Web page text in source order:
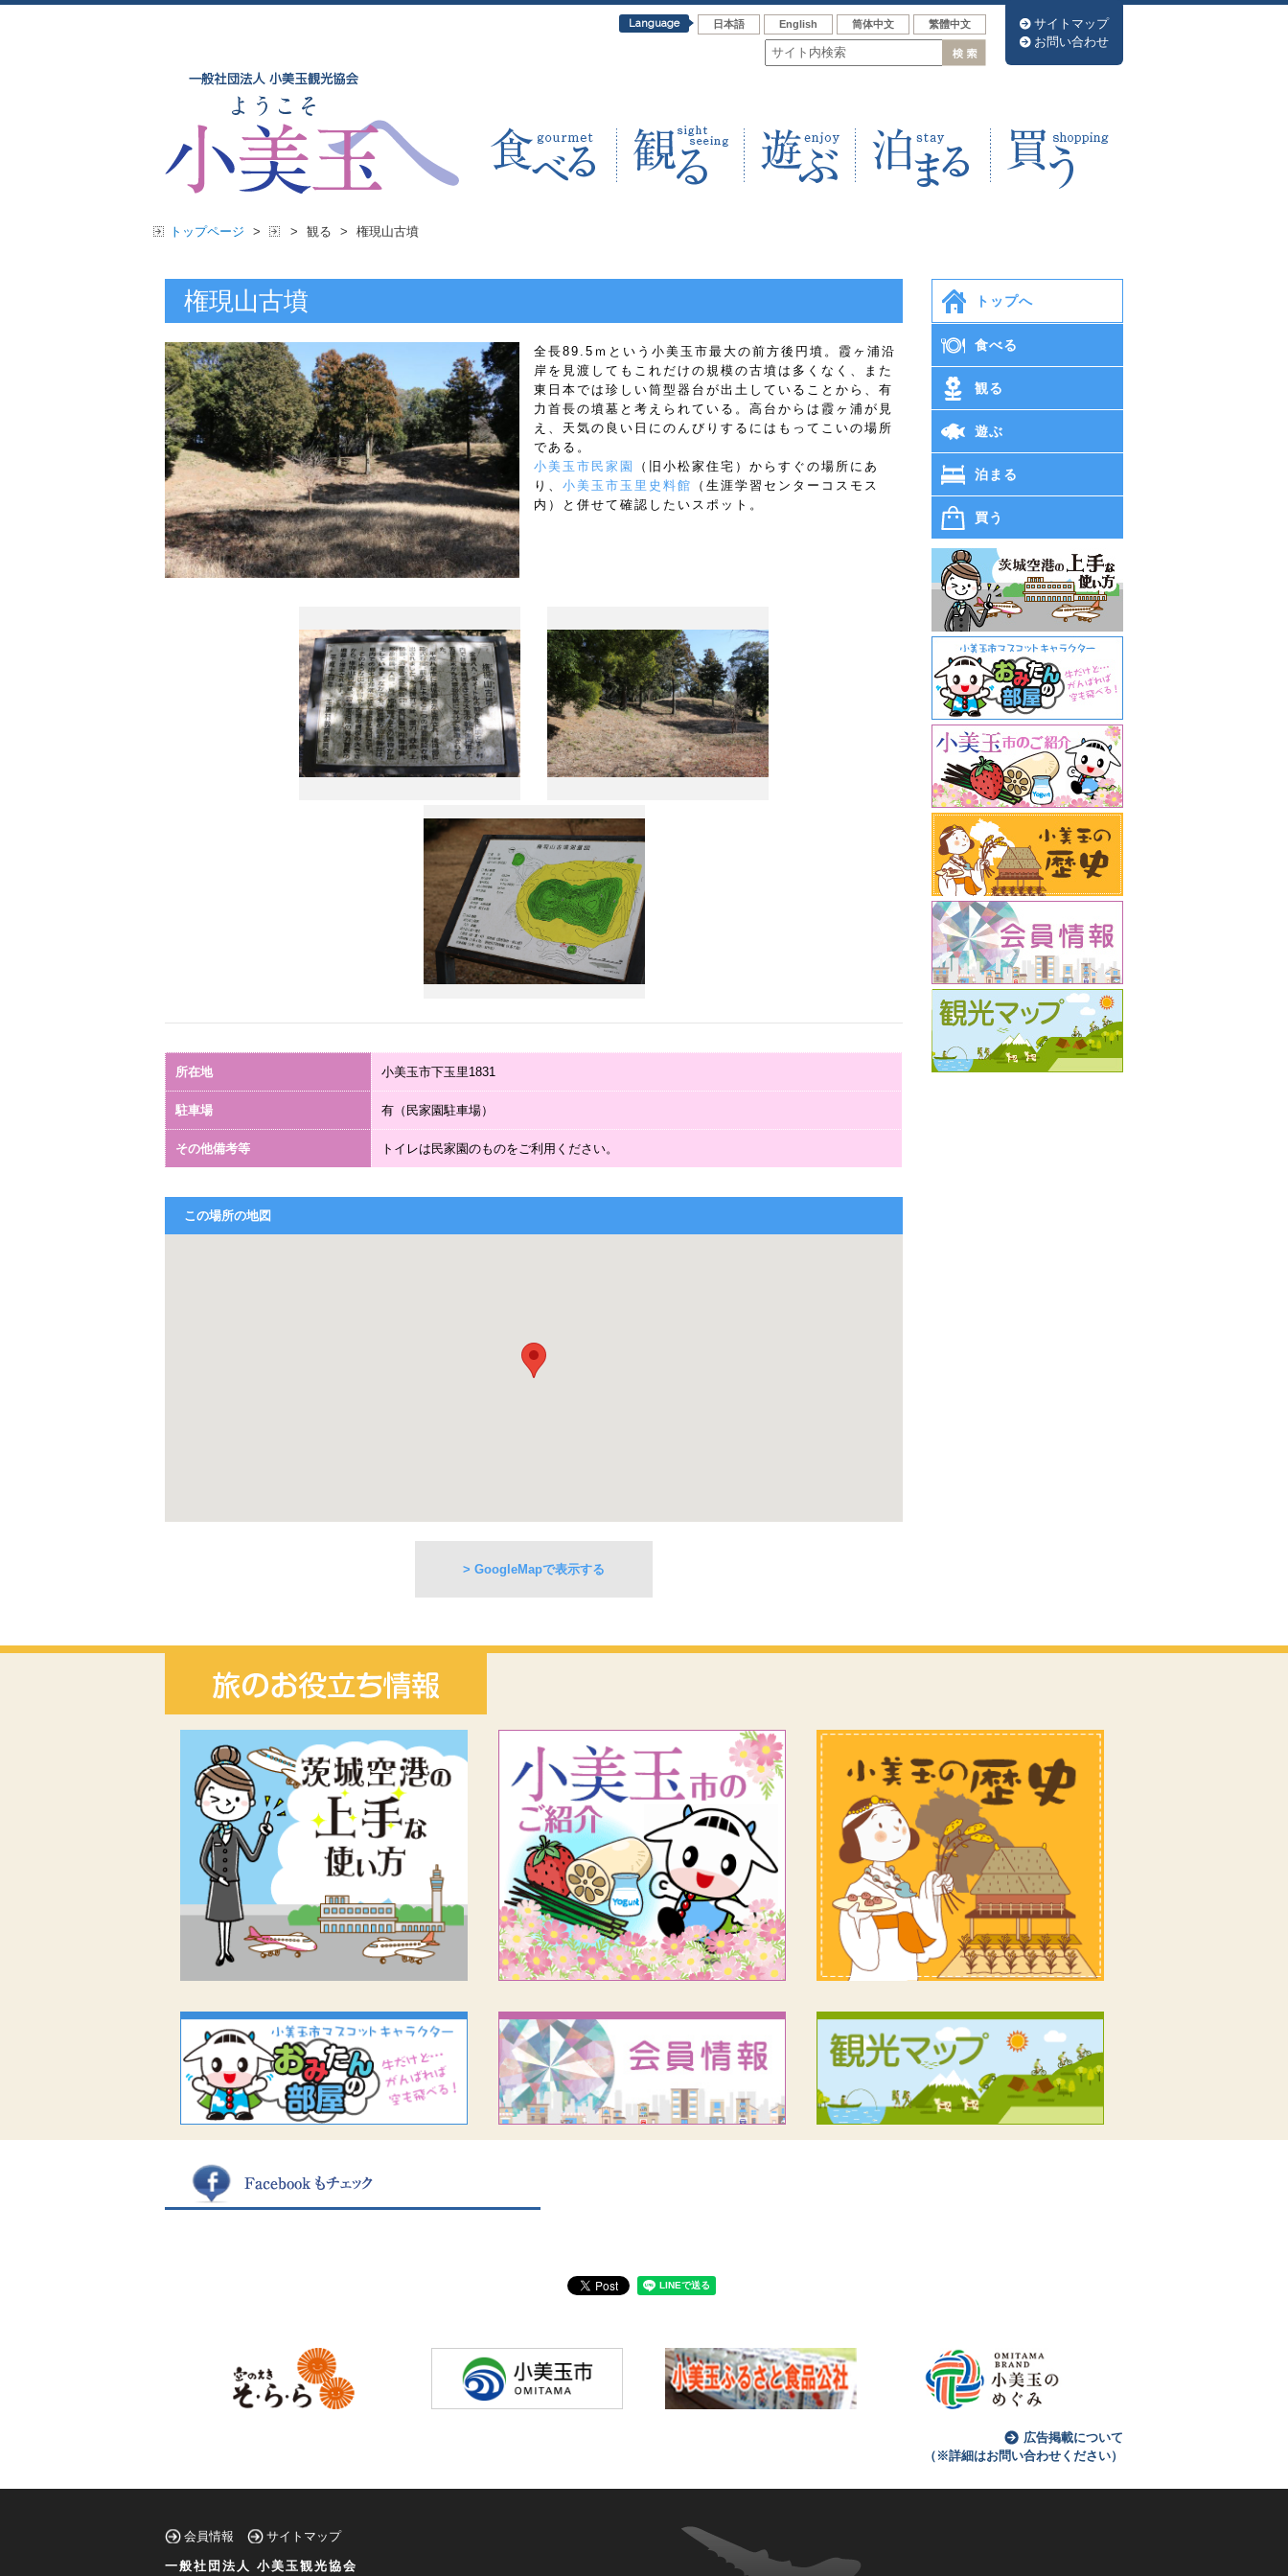
サイトマップ
お問い合わせ
Language 日本語 English 筒体中文 繁體中文
トップページ > > 観る > 権現山古墳
権現山古墳
全長89.5ｍという小美玉市最大の前方後円墳。霞ヶ浦沿
岸を見渡してもこれだけの規模の古墳は多くなく、また
東日本では珍しい筒型器台が出土していることから、有
力首長の墳墓と考えられている。高台からは霞ヶ浦が見
え、天気の良い日にのんびりするにはもってこいの場所
である。
小美玉市民家園
（旧小松家住宅）からすぐの場所にあ
り、 小美玉市玉里史料館
（生涯学習センターコスモス
内）と併せて確認したいスポット。
所在地 小美玉市下玉里1831
駐車場 有（民家園駐車場）
その他備考等 トイレは民家園のものをご利用ください。
この場所の地図
> GoogleMapで表示する
トップへ
食べる
観る
遊ぶ
泊まる
買う
広告掲載について
（※詳細はお問い合わせください）
会員情報 サイトマップ
一般社団法人 小美玉観光協会